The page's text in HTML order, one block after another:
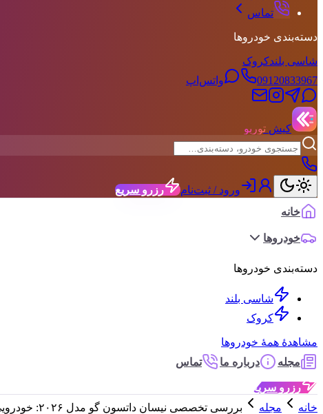
تماس
دسته‌بندی خودروها
شاسی بلندکروک
09120833967
واتس‌اپ
کیش توربو
ورود / ثبت‌نام
رزرو سریع
خانه
خودروها
دسته‌بندی خودروها
شاسی بلند
کروک
مشاهدهٔ همهٔ خودروها
مجله
درباره ما تماس
رزرو سریع
خانه
مجله
بررسی تخصصی نیسان داتسون گو مدل ۲۰۲۶: خودرویی اقتصادی با عملکرد قابل توجه